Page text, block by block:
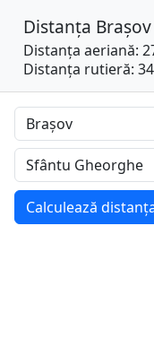
Distanța Brașov
Distanța aeriană:
Distanța rutieră:
Calculează